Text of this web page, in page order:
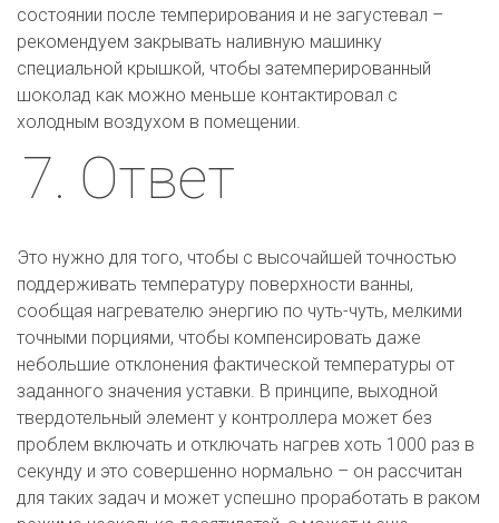
состоянии после темперирования и не загустевал –
рекомендуем закрывать наливную машинку
специальной крышкой, чтобы затемперированный
шоколад как можно меньше контактировал с
холодным воздухом в помещении.
7. Ответ
Это нужно для того, чтобы с высочайшей точностью
поддерживать температуру поверхности ванны,
сообщая нагревателю энергию по чуть-чуть, мелкими
точными порциями, чтобы компенсировать даже
небольшие отклонения фактической температуры от
заданного значения уставки. В принципе, выходной
твердотельный элемент у контроллера может без
проблем включать и отключать нагрев хоть 1000 раз в
секунду и это совершенно нормально – он рассчитан
для таких задач и может успешно проработать в раком